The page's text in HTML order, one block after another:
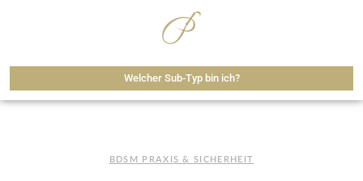
Welcher Sub-Typ bin ich?
BDSM PRAXIS & SICHERHEIT